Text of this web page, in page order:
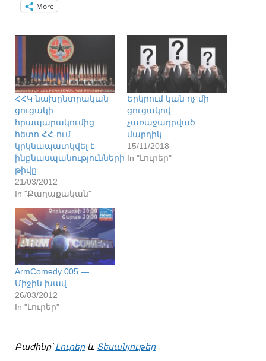
More
ՀՀԿ նախընտրական
ցուցակի
հրապարակումից
հետո ՀՀ-ում
կրկնապատկվել է
ինքնասպանությունների
թիվը
21/03/2012
In "Քաղաքական"
Երկրում կան ոչ մի
ցուցակով
չառաջադրված
մարդիկ
15/11/2018
In "Լուրեր"
ArmComedy 005 —
Միջին խավ
26/03/2012
In "Լուրեր"
Բաժինը՝Լուրերև Տեսանյութեր